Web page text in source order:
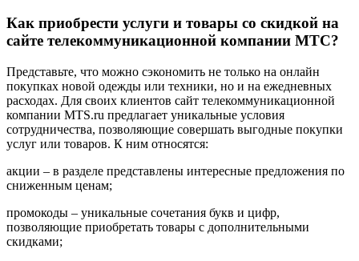
Как приобрести услуги и товары со скидкой на
сайте телекоммуникационной компании МТС?
Представьте, что можно сэкономить не только на онлайн
покупках новой одежды или техники, но и на ежедневных
расходах. Для своих клиентов сайт телекоммуникационной
компании MTS.ru предлагает уникальные условия
сотрудничества, позволяющие совершать выгодные покупки
услуг или товаров. К ним относятся:
акции – в разделе представлены интересные предложения по
сниженным ценам;
промокоды – уникальные сочетания букв и цифр,
позволяющие приобретать товары с дополнительными
скидками;